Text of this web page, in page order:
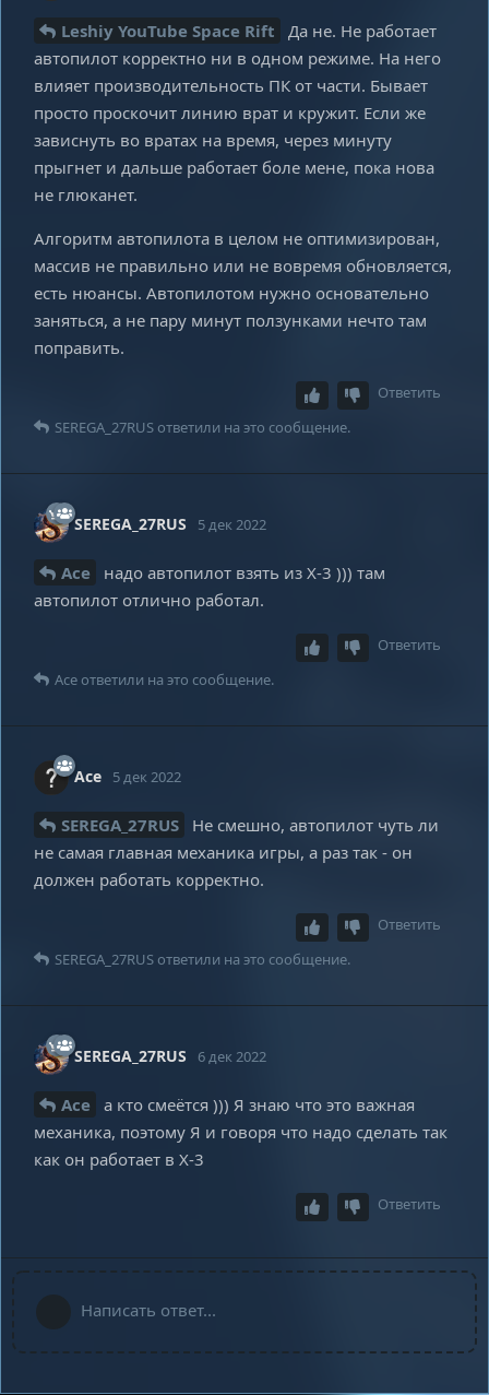
Leshiy YouTube Space Rift
Да не. Не работает
автопилот корректно ни в одном режиме. На него
влияет производительность ПК от части. Бывает
просто проскочит линию врат и кружит. Если же
зависнуть во вратах на время, через минуту
прыгнет и дальше работает боле мене, пока нова
не глюканет.
Алгоритм автопилота в целом не оптимизирован,
массив не правильно или не вовремя обновляется,
есть нюансы. Автопилотом нужно основательно
заняться, а не пару минут ползунками нечто там
поправить.
Ответить
SEREGA_27RUS ответили на это сообщение.
SEREGA_27RUS 5 дек 2022
Ace
надо автопилот взять из Х-3 ))) там
автопилот отлично работал.
Ответить
Ace ответили на это сообщение.
Ace 5 дек 2022
SEREGA_27RUS
Не смешно, автопилот чуть ли
не самая главная механика игры, а раз так - он
должен работать корректно.
Ответить
SEREGA_27RUS ответили на это сообщение.
SEREGA_27RUS 6 дек 2022
Ace
а кто смеётся ))) Я знаю что это важная
механика, поэтому Я и говоря что надо сделать так
как он работает в Х-3
Ответить
Написать ответ...